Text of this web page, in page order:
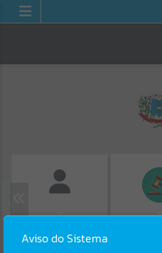
PAGAMENTO
Aviso do Sistema
Erro